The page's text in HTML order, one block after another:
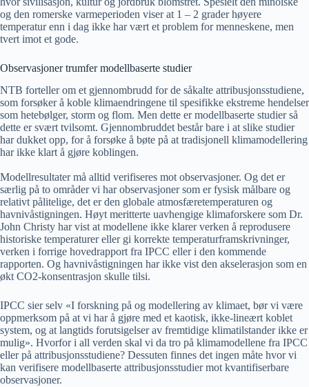
og den romerske varmeperioden viser at 1 – 2 grader høyere
temperatur enn i dag ikke har vært et problem for menneskene, men
tvert imot et gode.
Observasjoner trumfer modellbaserte studier
NTB forteller om et gjennombrudd for de såkalte attribusjonsstudiene,
som forsøker å koble klimaendringene til spesifikke ekstreme hendelser
som hetebølger, storm og flom. Men dette er modellbaserte studier så
dette er svært tvilsomt. Gjennombruddet består bare i at slike studier
har dukket opp, for å forsøke å bøte på at tradisjonell klimamodellering
har ikke klart å gjøre koblingen.
Modellresultater må alltid verifiseres mot observasjoner. Og det er
særlig på to områder vi har observasjoner som er fysisk målbare og
relativt pålitelige, det er den globale atmosfæretemperaturen og
havnivåstigningen. Høyt meritterte uavhengige klimaforskere som Dr.
John Christy har vist at modellene ikke klarer verken å reprodusere
historiske temperaturer eller gi korrekte temperaturframskrivninger,
verken i forrige hovedrapport fra IPCC eller i den kommende
rapporten. Og havnivåstigningen har ikke vist den akselerasjon som en
økt CO2-konsentrasjon skulle tilsi.
IPCC sier selv «I forskning på og modellering av klimaet, bør vi være
oppmerksom på at vi har å gjøre med et kaotisk, ikke-lineært koblet
system, og at langtids forutsigelser av fremtidige klimatilstander ikke er
mulig». Hvorfor i all verden skal vi da tro på klimamodellene fra IPCC
eller på attribusjonsstudiene? Dessuten finnes det ingen måte hvor vi
kan verifisere modellbaserte attribusjonsstudier mot kvantifiserbare
observasjoner.